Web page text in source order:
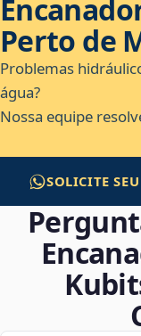
Perto de
Problemas
água?
Nossa equipe
SOLICITE